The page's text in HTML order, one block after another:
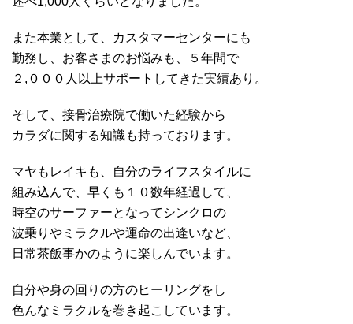
また本業として、カスタマーセンターにも
勤務し、お客さまのお悩みも、５年間で
２,０００人以上サポートしてきた実績あり。
そして、接骨治療院で働いた経験から
カラダに関する知識も持っております。
マヤもレイキも、自分のライフスタイルに
組み込んで、早くも１０数年経過して、
時空のサーファーとなってシンクロの
波乗りやミラクルや運命の出逢いなど、
日常茶飯事かのように楽しんでいます。
自分や身の回りの方のヒーリングをし
色んなミラクルを巻き起こしています。